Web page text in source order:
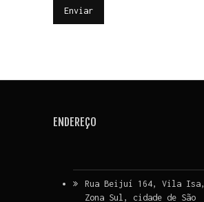
ENDEREÇO
Rua Beijuí 164, Vila Isa,
Zona Sul, cidade de São